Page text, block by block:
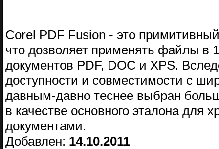
Corel PDF Fusion - это
что дозволяет применять файлы в
документов PDF, DOC и XPS.
доступности и совместимости с
давным-давно теснее выбран
в качестве основного эталона для
документами.
Добавлен: 14.10.2011